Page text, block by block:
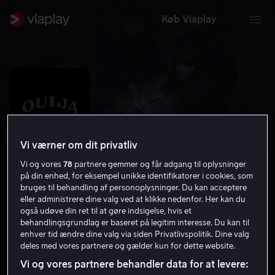
Køb Viaplay
Ouija
4.5 Drama Gys 2014 1 t. 25 min
15 år
Vi værner om dit privatliv
Vi og vores78 partnere gemmer og får adgang til oplysninger
på din enhed, for eksempel unikke identifikatorer i cookies, som
bruges til behandling af personoplysninger. Du kan acceptere
eller administrere dine valg ved at klikke nedenfor. Her kan du
også udøve din ret til at gøre indsigelse, hvis et
behandlingsgrundlag er baseret på legitim interesse. Du kan til
enhver tid ændre dine valg via siden Privatlivspolitik. Dine valg
deles med vores partnere og gælder kun for dette website.
Vi og vores partnere behandler data for at levere: